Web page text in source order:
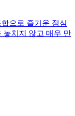
으로 즐거운 점심
놓치지 않고 매우 만